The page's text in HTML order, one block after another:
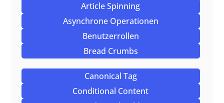
Article Spinning
Asynchrone Operationen
Benutzerrollen
Bread Crumbs
Canonical Tag
Conditional Content